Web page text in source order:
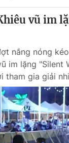
vũ im
nắng nóng
im lặng "Silent
tham gia giải